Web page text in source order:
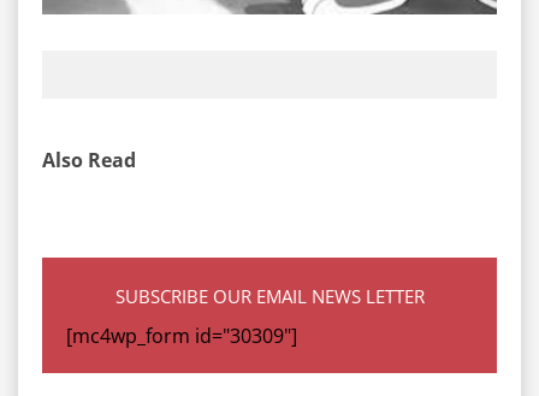
Also Read
SUBSCRIBE OUR EMAIL NEWS LETTER
[mc4wp_form id="30309"]